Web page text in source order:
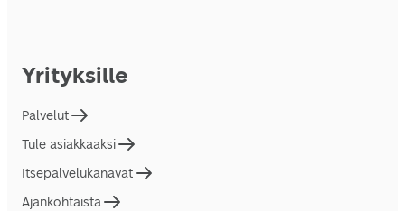
Yrityksille
Palvelut
Tule asiakkaaksi
Itsepalvelukanavat
Ajankohtaista